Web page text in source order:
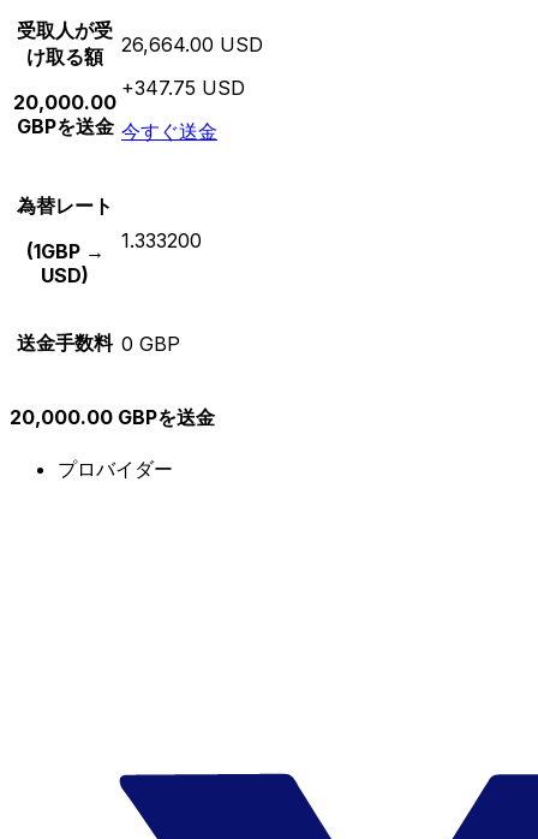
受取人が受
け取る額
20,000.00
GBPを送金
26,664.00 USD
+347.75 USD
今すぐ送金
為替レート
(1GBP →
USD)
1.333200
送金手数料 0 GBP
20,000.00 GBPを送金
プロバイダー